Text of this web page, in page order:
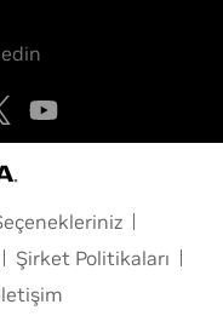
Şirket Politikaları